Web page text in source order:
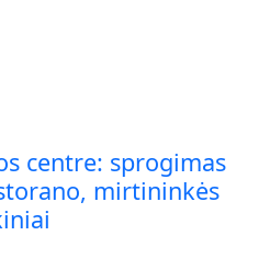
centre: sprogimas
mirtininkės